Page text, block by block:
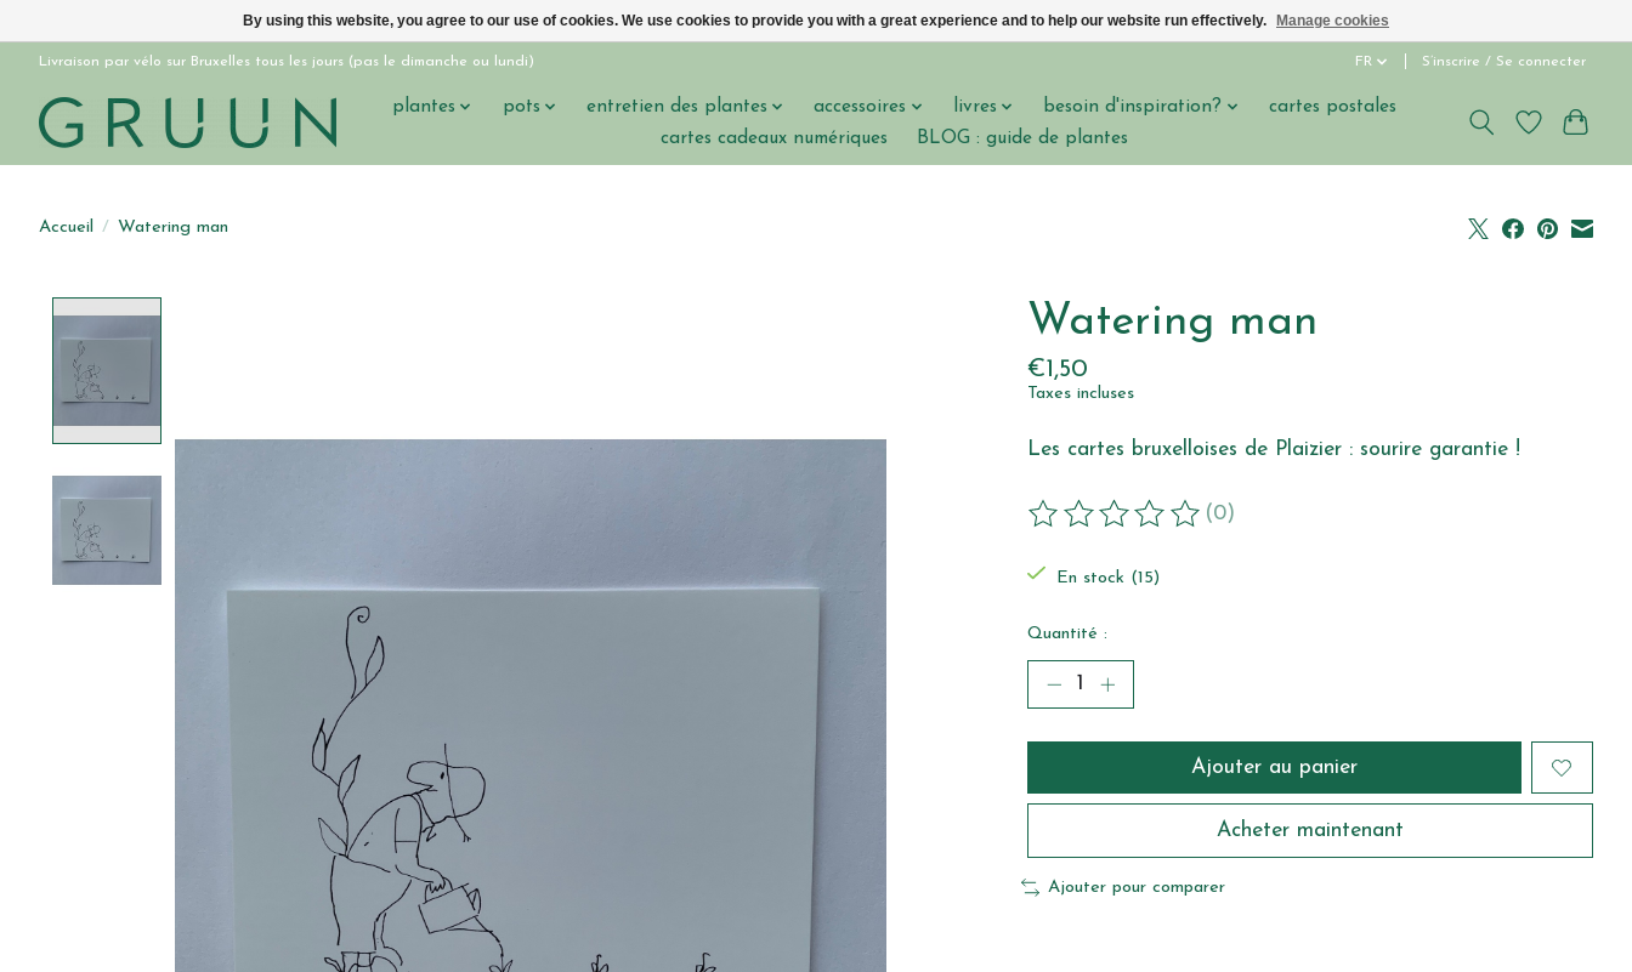
Livraison par vélo sur Bruxelles tous les jours (pas le dimanche ou lundi) FR S’inscrire / Se connecter
plantes pots entretien des plantes accessoires livres besoin d'inspiration?
cartes postales
cartes cadeaux numériques
BLOG : guide de plantes
Accueil / Watering man
Watering man
€1,50
Taxes incluses
Les cartes bruxelloises de Plaizier : sourire garantie !
Ce produit est évalué à
(0)
En stock (15)
Quantité :
Ajouter au panier
Acheter maintenant
Ajouter pour comparer
By using this website, you agree to our use of cookies. We use cookies to provide you with a great experience and to help our website run effectively. Manage cookies